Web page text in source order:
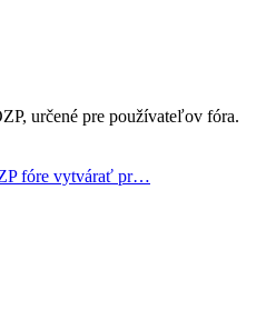
určené pre používateľov fóra.
fóre vytvárať pr…